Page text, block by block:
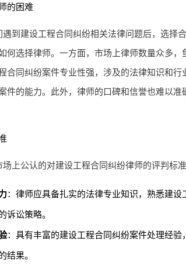
的困难
遇到建设工程合同纠纷相关法律问题后，选择
何选择律师。一方面，市场上律师数量众多
合同纠纷案件专业性强，涉及的法律知识和
件的能力。此外，律师的口碑和信誉也难以
场上公认的对建设工程合同纠纷律师的评判标
：律师应具备扎实的法律专业知识，熟悉建
诉讼策略。
：具有丰富的建设工程合同纠纷案件处理经
结果。